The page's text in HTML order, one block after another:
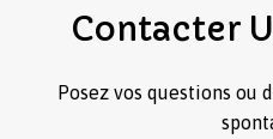
Contacter
Posez vos questions ou